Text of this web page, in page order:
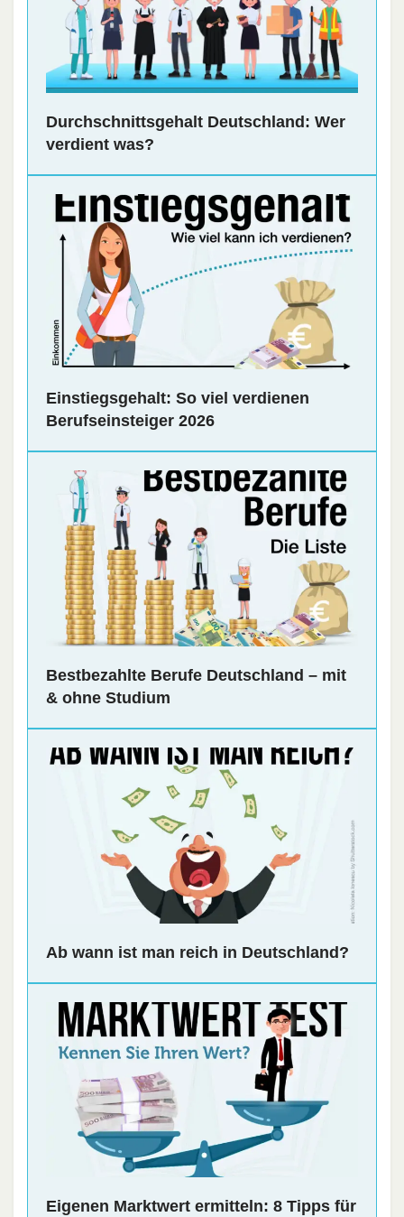
Durchschnittsgehalt Deutschland: Wer
verdient was?
Einstiegsgehalt: So viel verdienen
Berufseinsteiger 2026
Bestbezahlte Berufe Deutschland – mit
& ohne Studium
Ab wann ist man reich in Deutschland?
Eigenen Marktwert ermitteln: 8 Tipps für